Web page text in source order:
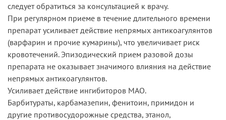
следует обратиться за консультацией к врачу.
При регулярном приеме в течение длительного времени
препарат усиливает действие непрямых антикоагулянтов
(варфарин и прочие кумарины), что увеличивает риск
кровотечений. Эпизодический прием разовой дозы
препарата не оказывает значимого влияния на действие
непрямых антикоагулянтов.
Усиливает действие ингибиторов МАО.
Барбитураты, карбамазепин, фенитоин, примидон и
другие противосудорожные средства, этанол,